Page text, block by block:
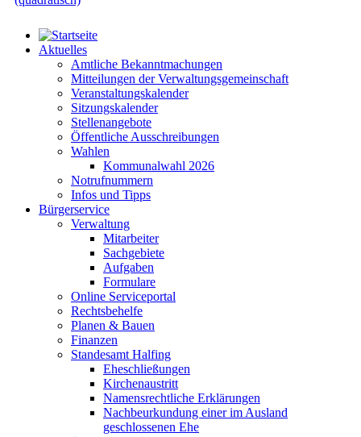
Aktuelles
Amtliche Bekanntmachungen
Mitteilungen der Verwaltungsgemeinschaft
Veranstaltungskalender
Sitzungskalender
Stellenangebote
Öffentliche Ausschreibungen
Wahlen
Kommunalwahl 2026
Notrufnummern
Infos und Tipps
Bürgerservice
Verwaltung
Mitarbeiter
Sachgebiete
Aufgaben
Formulare
Online Serviceportal
Rechtsbehelfe
Planen & Bauen
Finanzen
Standesamt Halfing
Eheschließungen
Kirchenaustritt
Namensrechtliche Erklärungen
Nachbeurkundung einer im Ausland
geschlossenen Ehe